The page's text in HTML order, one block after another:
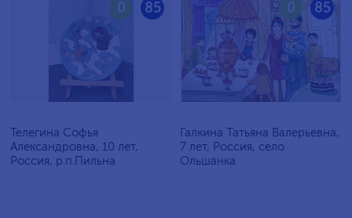
85
0
Телегина Софья
Александровна, 10 лет,
Россия, р.п.Пильна
85
0
Галкина Татьяна Валерьевна,
7 лет, Россия, село
Ольшанка